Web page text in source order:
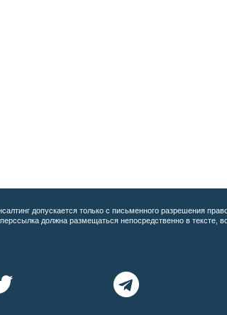
допускается только с письменного разрешения
должна размещаться непосредственно в тексте,